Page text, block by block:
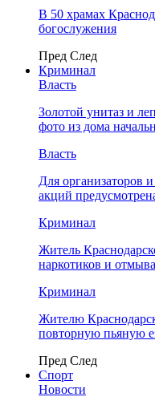
В 50 храмах
богослужения
Пред След
Криминал
Власть
​Золотой унитаз и
фото из дома
Власть
Для организаторов
акций
Криминал
Житель
наркотиков и
Криминал
Жителю
повторную пьяную
Пред След
Спорт
Новости